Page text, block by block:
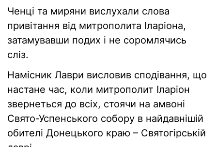
Ченці та миряни вислухали слова
привітання від митрополита Іларіона,
затамувавши подих і не соромлячись
сліз.
Намісник Лаври висловив сподівання, що
настане час, коли митрополит Іларіон
звернеться до всіх, стоячи на амвоні
Свято-Успенського собору в найдавнішій
обителі Донецького краю – Святогірській